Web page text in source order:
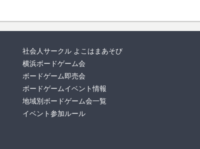
社会人サークル よこはまあそび
横浜ボードゲーム会
ボードゲーム即売会
ボードゲームイベント情報
地域別ボードゲーム会一覧
イベント参加ルール